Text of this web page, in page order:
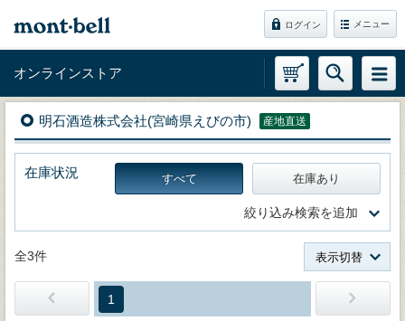
ログイン メニュー
オンラインストア
明石酒造株式会社(宮崎県えびの市) 産地直送
在庫状況 すべて 在庫あり
絞り込み検索を追加
全3件 表示切替
1